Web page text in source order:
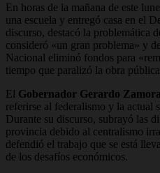
En horas de la mañana de este
una escuela y entregó casa en el
discurso, destacó la problemática
consideró «un gran problema» y
Nacional eliminó fondos para
tiempo que paralizó la obra
El Gobernador Gerardo Zamora
referirse al federalismo y la actual
Durante su discurso, subrayó las
provincia debido al centralismo
defendió el trabajo que se está
de los desafíos económicos.